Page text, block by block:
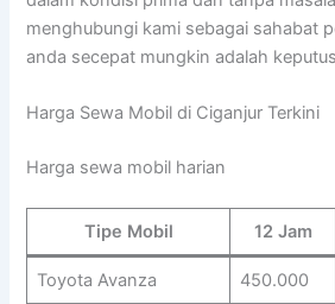
menghubungi kami sebagai sahabat
anda secepat mungkin adalah
Harga Sewa Mobil di Ciganjur Terkini
Harga sewa mobil harian
Tipe Mobil 12 Jam
Toyota Avanza 450.000